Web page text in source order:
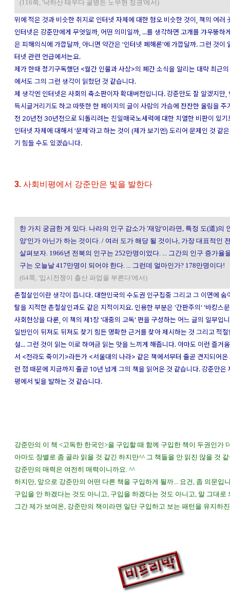
(116쪽, '낙하산 태우다 골병든 노무현 정권'에서)
위에 적은 것과 비슷한 취지로 인터넷 자체에 대한 혐오 비슷한 것이, 책의 여러
인터넷은 강준만에게 무엇일까, 어떤 의미일까, ...를 생각하면 고개를 갸우뚱하
은 피해의식에 가깝달까, 아니면 약간은 '인터넷 폐해론'에 가깝달까. 그런 것이
터넷 관련 언급에서는요.
제가 한때 정기구독했던 <월간 인물과 사상>의 폐간 소식을 알리는 대략 최근
에서도 그의 그런 생각이 읽혔던 것 같습니다.
제 생각엔 인터넷은 사회의 축소판이자 확대버전입니다. 강준만도 잘 알겠지만,
득시글거리기도 하고 따뜻한 한 페이지의 글이 사람의 가슴에 잔잔한 울림을 주
전 20년전 30년전으로 되돌리려는 친일매국노세력에 대한 치열한 비판이 있기
인터넷 자체에 대해서 '문제'라고 하는 것이 (제가 보기엔) 도리어 문제인 것 같
기 힘들 수도 있겠습니다.
3. 사회비평에서 강준만은 빛을 발한다
한 가지 궁금한 게 있다. 나라의 인구 감소가 '재앙'이라면, 특정 도(道)의
앙'인가 아닌가 하는 것이다. / 여러 도가 해당 될 것이나, 가장 대표적인
살펴보자. 1966년 전북의 인구는 252만명이었다. ... 그간의 인구 증가율
구는 오늘날 417만명이 되어야 한다. ... 그런데 얼마인가? 178만명이다!
(64쪽, '입시전쟁이 출산 파업을 부른다'에서)
촌철살인이란 생각이 듭니다. 대한민국의 수도권 인구집중 그리고 그 이면에 숨
탈을 지적한 촌철살인과도 같은 지적이지요. 인용한 부분은 '간판주의' '바캉스
사회현상을 다룬, 이 책의 제1장 '대중의 고독' 편을 구성하는 어느 글의 일부입
일반인이 뒤져도 뒤져도 찾기 힘든 명확한 근거를 찾아 제시하는 것 그리고 적
설... 그런 것이 읽는 이로 하여금 읽는 맛을 느끼게 해줍니다. 아마도 이런 즐거
서 <전라도 죽이기>라든가 <서울대의 나라> 같은 책에서부터 줄곧 견지되어온
런 점 때문에 지금까지 줄곧 10년 넘게 그의 책을 읽어온 것 같습니다. 강준만은
평에서 빛을 발하는 것 같습니다.
강준만의 이 책 <고독한 한국인>을 구입할 때 함께 구입한 책이 두권인가
아마도 장별로 좀 골라 읽을 것 같긴 하지만^^ 그 책들을 안 읽진 않을 것
강준만의 매력은 여전히 매력이니까요. ^^
하지만, 앞으로 강준만의 어떤 다른 책을 구입하게 될까... 요건, 좀 의문입
구입을 안 하겠다는 것도 아니고, 구입을 하겠다는 것도 아니고, 말 그대로
그간 제가 보여온, 강준만의 책이라면 일단 구입하고 보는 패턴을 유지하